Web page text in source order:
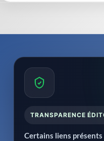
TRANSPARENCE
Certains liens